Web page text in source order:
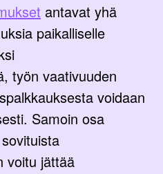
antavat yhä
paikalliselle
työn vaativuuden
voidaan
Samoin osa
voitu jättää